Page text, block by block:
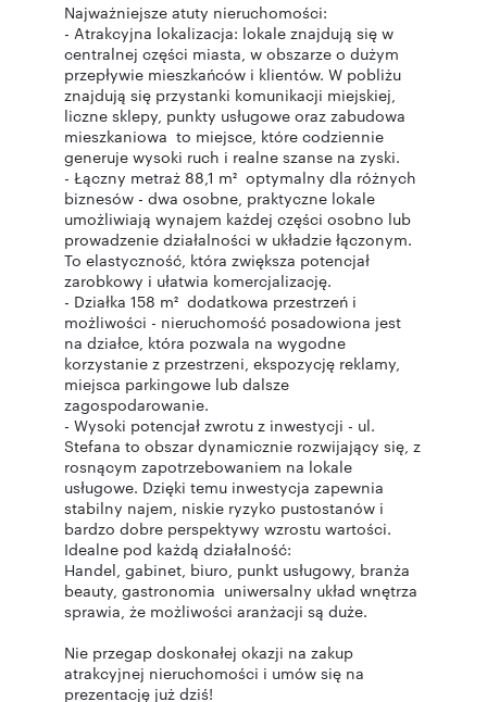
Najważniejsze atuty nieruchomości:
- Atrakcyjna lokalizacja: lokale znajdują się w
centralnej części miasta, w obszarze o dużym
przepływie mieszkańców i klientów. W pobliżu
znajdują się przystanki komunikacji miejskiej,
liczne sklepy, punkty usługowe oraz zabudowa
mieszkaniowa to miejsce, które codziennie
generuje wysoki ruch i realne szanse na zyski.
- Łączny metraż 88,1 m² optymalny dla różnych
biznesów - dwa osobne, praktyczne lokale
umożliwiają wynajem każdej części osobno lub
prowadzenie działalności w układzie łączonym.
To elastyczność, która zwiększa potencjał
zarobkowy i ułatwia komercjalizację.
- Działka 158 m² dodatkowa przestrzeń i
możliwości - nieruchomość posadowiona jest
na działce, która pozwala na wygodne
korzystanie z przestrzeni, ekspozycję reklamy,
miejsca parkingowe lub dalsze
zagospodarowanie.
- Wysoki potencjał zwrotu z inwestycji - ul.
Stefana to obszar dynamicznie rozwijający się, z
rosnącym zapotrzebowaniem na lokale
usługowe. Dzięki temu inwestycja zapewnia
stabilny najem, niskie ryzyko pustostanów i
bardzo dobre perspektywy wzrostu wartości.
Idealne pod każdą działalność:
Handel, gabinet, biuro, punkt usługowy, branża
beauty, gastronomia uniwersalny układ wnętrza
sprawia, że możliwości aranżacji są duże.
Nie przegap doskonałej okazji na zakup
atrakcyjnej nieruchomości i umów się na
prezentację już dziś!